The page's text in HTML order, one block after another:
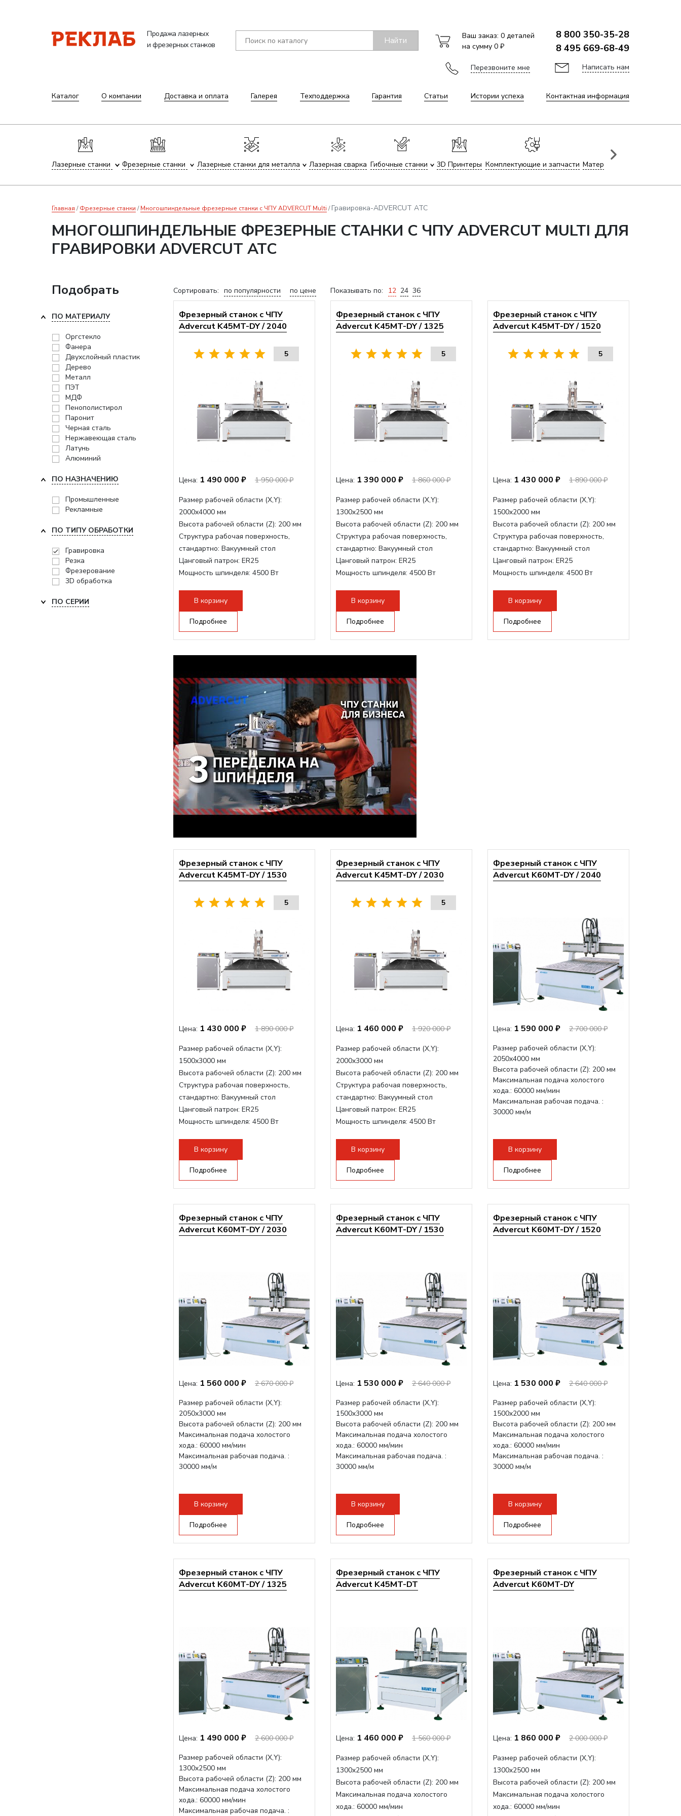
Продажа лазерных
и фрезерных станков
Найти Ваш заказ: 0деталей
на сумму 0 ₽
8 800 350-35-28
8 495 669-68-49
Перезвоните мне Написать нам
Каталог О компании Доставка и оплата Галерея Техподдержка Гарантия Статьи Истории успеха Контактная информация
Лазерные станки Фрезерные станки Лазерные станки для металла Лазерная сварка Гибочные станки 3D Принтеры Комплектующие и запчасти Материалы для лазерной
Главная Фрезерные станки Многошпиндельные фрезерные станки с ЧПУ ADVERCUT Multi Гравировка-ADVERCUT АТС
МНОГОШПИНДЕЛЬНЫЕ ФРЕЗЕРНЫЕ СТАНКИ С ЧПУ ADVERCUT MULTI ДЛЯ
ГРАВИРОВКИ ADVERCUT АТС
Сортировать: по популярности по цене Показывать по: 12 24 36
Фрезерный станок с ЧПУ
Advercut K45MT-DY / 2040
5
Цена: 1 490 000 ₽ 1 950 000 ₽
Размер рабочей области (Х,Y):
2000x4000 мм
Высота рабочей области (Z): 200 мм
Структура рабочая поверхность,
стандартно: Вакуумный стол
Цанговый патрон: ER25
Мощность шпинделя: 4500 Вт
Мощность инвертора:
В корзину
Подробнее
Фрезерный станок с ЧПУ
Advercut K45MT-DY / 1325
5
Цена: 1 390 000 ₽ 1 860 000 ₽
Размер рабочей области (Х,Y):
1300x2500 мм
Высота рабочей области (Z): 200 мм
Структура рабочая поверхность,
стандартно: Вакуумный стол
Цанговый патрон: ER25
Мощность шпинделя: 4500 Вт
Мощность инвертора:
В корзину
Подробнее
Фрезерный станок с ЧПУ
Advercut K45MT-DY / 1520
5
Цена: 1 430 000 ₽ 1 890 000 ₽
Размер рабочей области (Х,Y):
1500x2000 мм
Высота рабочей области (Z): 200 мм
Структура рабочая поверхность,
стандартно: Вакуумный стол
Цанговый патрон: ER25
Мощность шпинделя: 4500 Вт
Мощность инвертора:
В корзину
Подробнее
Фрезерный станок с ЧПУ
Advercut K45MT-DY / 1530
5
Цена: 1 430 000 ₽ 1 890 000 ₽
Размер рабочей области (Х,Y):
1500x3000 мм
Высота рабочей области (Z): 200 мм
Структура рабочая поверхность,
стандартно: Вакуумный стол
Цанговый патрон: ER25
Мощность шпинделя: 4500 Вт
Мощность инвертора:
В корзину
Подробнее
Фрезерный станок с ЧПУ
Advercut K45MT-DY / 2030
5
Цена: 1 460 000 ₽ 1 920 000 ₽
Размер рабочей области (Х,Y):
2000x3000 мм
Высота рабочей области (Z): 200 мм
Структура рабочая поверхность,
стандартно: Вакуумный стол
Цанговый патрон: ER25
Мощность шпинделя: 4500 Вт
Мощность инвертора:
В корзину
Подробнее
Фрезерный станок с ЧПУ
Advercut K60MT-DY / 2040
Цена: 1 590 000 ₽
2 700 000 ₽
Размер рабочей области (Х,Y):
2050x4000 мм
Высота рабочей области (Z): 200 мм
Максимальная подача холостого
хода.: 60000 мм/мин
Максимальная рабочая подача. :
30000 мм/м
В корзину
Подробнее
Фрезерный станок с ЧПУ
Advercut K60MT-DY / 2030
Цена: 1 560 000 ₽
2 670 000 ₽
Размер рабочей области (Х,Y):
2050x3000 мм
Высота рабочей области (Z): 200 мм
Максимальная подача холостого
хода.: 60000 мм/мин
Максимальная рабочая подача. :
30000 мм/м
В корзину
Подробнее
Фрезерный станок с ЧПУ
Advercut K60MT-DY / 1530
Цена: 1 530 000 ₽
2 640 000 ₽
Размер рабочей области (Х,Y):
1500x3000 мм
Высота рабочей области (Z): 200 мм
Максимальная подача холостого
хода.: 60000 мм/мин
Максимальная рабочая подача. :
30000 мм/м
В корзину
Подробнее
Фрезерный станок с ЧПУ
Advercut K60MT-DY / 1520
Цена: 1 530 000 ₽
2 640 000 ₽
Размер рабочей области (Х,Y):
1500x2000 мм
Высота рабочей области (Z): 200 мм
Максимальная подача холостого
хода.: 60000 мм/мин
Максимальная рабочая подача. :
30000 мм/м
В корзину
Подробнее
Фрезерный станок с ЧПУ
Advercut K60MT-DY / 1325
Цена: 1 490 000 ₽
2 600 000 ₽
Размер рабочей области (Х,Y):
1300x2500 мм
Высота рабочей области (Z): 200 мм
Максимальная подача холостого
хода.: 60000 мм/мин
Максимальная рабочая подача. :
Фрезерный станок с ЧПУ
Advercut K45MT-DT
Цена: 1 460 000 ₽ 1 560 000 ₽
Размер рабочей области (Х,Y):
1300x2500 мм
Высота рабочей области (Z): 200 мм
Максимальная подача холостого
хода.: 60000 мм/мин
Фрезерный станок с ЧПУ
Advercut K60MT-DY
Цена: 1 860 000 ₽ 2 000 000 ₽
Размер рабочей области (Х,Y):
1300x2500 мм
Высота рабочей области (Z): 200 мм
Максимальная подача холостого
хода.: 60000 мм/мин
Подобрать
ПО МАТЕРИАЛУ
Оргстекло
Фанера
Двухслойный пластик
Дерево
Металл
ПЭТ
МДФ
Пенополистирол
Паронит
Черная сталь
Нержавеющая сталь
Латунь
Алюминий
ПО НАЗНАЧЕНИЮ
Промышленные
Рекламные
ПО ТИПУ ОБРАБОТКИ
Гравировка
Резка
Фрезерование
3D обработка
ПО СЕРИИ